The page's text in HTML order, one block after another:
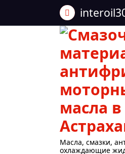
Масла, смазки,
охлаждающие